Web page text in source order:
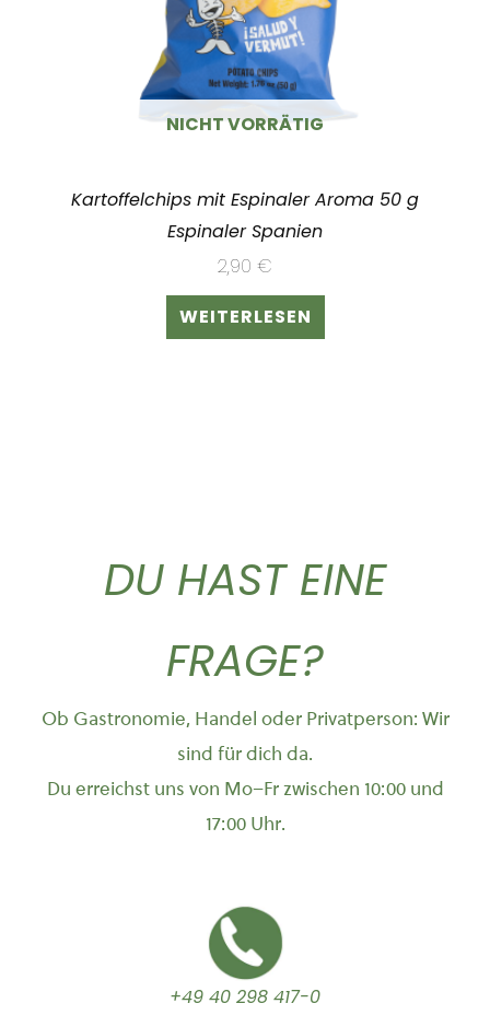
NICHT VORRÄTIG
Kartoffelchips mit Espinaler Aroma 50 g
Espinaler Spanien
2,90 €
WEITERLESEN
DU HAST EINE
FRAGE?
Ob Gastronomie, Handel oder Privatperson: Wir
sind für dich da.
Du erreichst uns von Mo–Fr zwischen 10:00 und
17:00 Uhr.
+49 40 298 417-0